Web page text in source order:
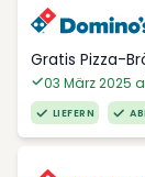
Gratis Pizza-
03 März 2025
LIEFERN